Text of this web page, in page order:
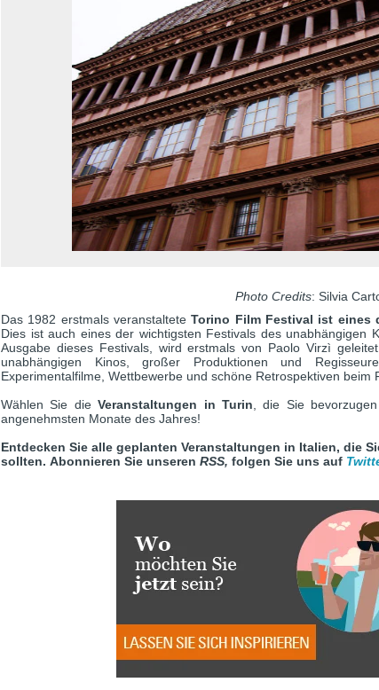
Photo Credits: Silvia
Das 1982 erstmals veranstalteteTorino Film Festival ist eines
Dies ist auch eines der wichtigsten Festivals des unabhängigen
Ausgabe dieses Festivals, wird erstmals von Paolo Virzì
unabhängigen Kinos, großer Produktionen und
Experimentalfilme, Wettbewerbe und schöne Retrospektiven beim
Wählen Sie dieVeranstaltungen in Turin , die Sie
angenehmsten Monate des Jahres!
Entdecken Sie alle geplanten Veranstaltungen in Italien, die
sollten. Abonnieren Sie unseren RSS, folgen Sie uns auf